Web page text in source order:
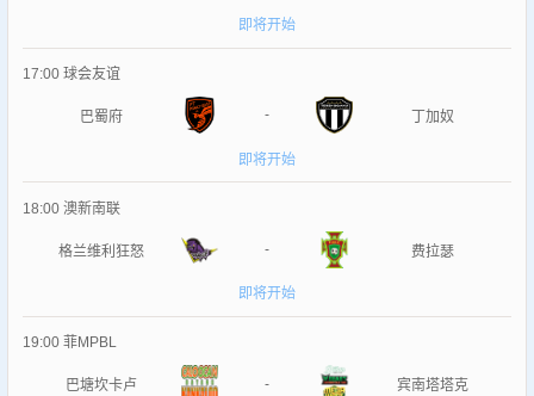
即将开始
17:00 球会友谊
巴蜀府 - 丁加奴
即将开始
18:00 澳新南联
格兰维利狂怒 - 费拉瑟
即将开始
19:00 菲MPBL
巴塘坎卡卢 - 宾南塔塔克